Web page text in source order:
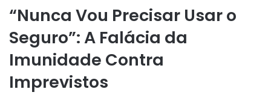
“Nunca Vou Precisar Usar o
Seguro”: A Falácia da
Imunidade Contra
Imprevistos